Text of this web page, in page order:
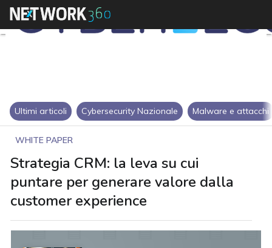
Ultimi articoli Cybersecurity Nazionale Malware e attacchi
WHITE PAPER
Strategia CRM: la leva su cui
puntare per generare valore dalla
customer experience